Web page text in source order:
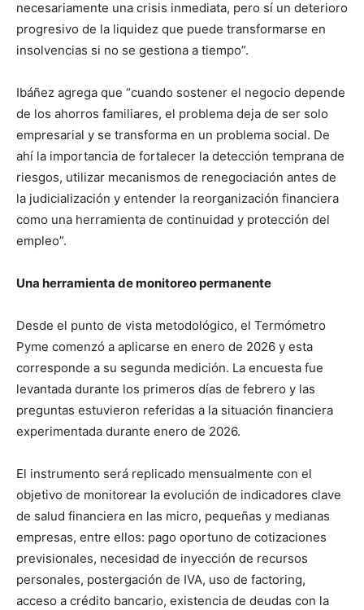
necesariamente una crisis inmediata, pero sí un deterioro
progresivo de la liquidez que puede transformarse en
insolvencias si no se gestiona a tiempo”.
Ibáñez agrega que “cuando sostener el negocio depende
de los ahorros familiares, el problema deja de ser solo
empresarial y se transforma en un problema social. De
ahí la importancia de fortalecer la detección temprana de
riesgos, utilizar mecanismos de renegociación antes de
la judicialización y entender la reorganización financiera
como una herramienta de continuidad y protección del
empleo”.
Una herramienta de monitoreo permanente
Desde el punto de vista metodológico, el Termómetro
Pyme comenzó a aplicarse en enero de 2026 y esta
corresponde a su segunda medición. La encuesta fue
levantada durante los primeros días de febrero y las
preguntas estuvieron referidas a la situación financiera
experimentada durante enero de 2026.
El instrumento será replicado mensualmente con el
objetivo de monitorear la evolución de indicadores clave
de salud financiera en las micro, pequeñas y medianas
empresas, entre ellos: pago oportuno de cotizaciones
previsionales, necesidad de inyección de recursos
personales, postergación de IVA, uso de factoring,
acceso a crédito bancario, existencia de deudas con la